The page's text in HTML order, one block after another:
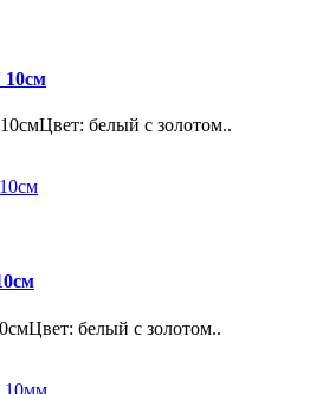
10см
белый с золотом..
белый с золотом..